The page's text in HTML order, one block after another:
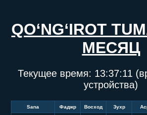
QO‘NG‘IROT
МЕСЯЦ
Текущее время: 13:37:12
устройства)
Sana Фаджр Восход Зухр